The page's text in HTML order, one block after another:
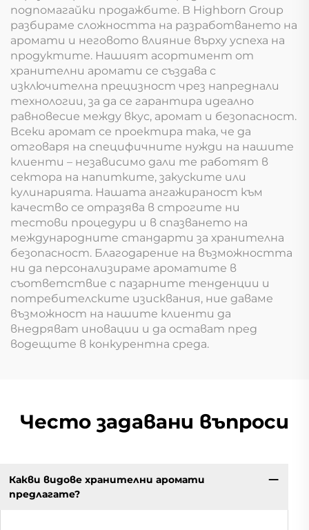
подпомагайки продажбите. В Highborn Group
разбираме сложността на разработването на
аромати и неговото влияние върху успеха на
продуктите. Нашият асортимент от
хранителни аромати се създава с
изключителна прецизност чрез напреднали
технологии, за да се гарантира идеално
равновесие между вкус, аромат и безопасност.
Всеки аромат се проектира така, че да
отговаря на специфичните нужди на нашите
клиенти – независимо дали те работят в
сектора на напитките, закуските или
кулинарията. Нашата ангажираност към
качество се отразява в строгите ни
тестови процедури и в спазването на
международните стандарти за хранителна
безопасност. Благодарение на възможността
ни да персонализираме ароматите в
съответствие с пазарните тенденции и
потребителските изисквания, ние даваме
възможност на нашите клиенти да
внедряват иновации и да остават пред
водещите в конкурентна среда.
Често задавани въпроси
Какви видове хранителни аромати
предлагате?